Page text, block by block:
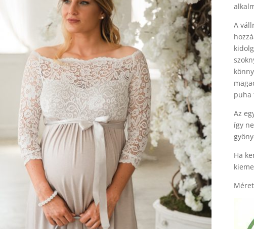
A
puha
Az
így
Ha